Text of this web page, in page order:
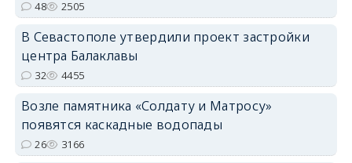
48 2505
В Севастополе утвердили проект застройки
центра Балаклавы
32 4455
Возле памятника «Солдату и Матросу»
появятся каскадные водопады
26 3166